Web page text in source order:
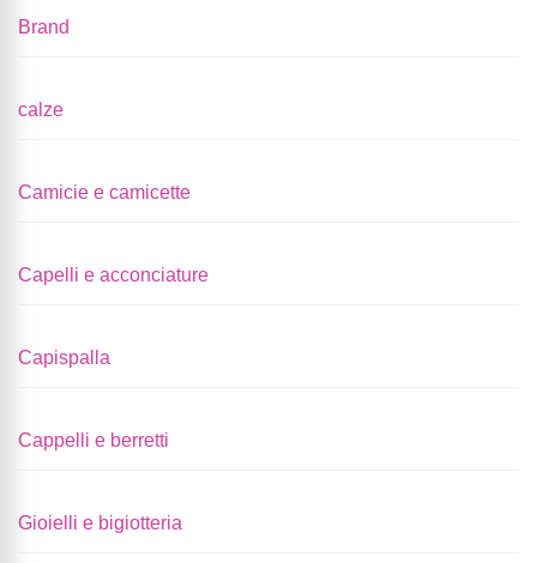
Brand
calze
Camicie e camicette
Capelli e acconciature
Capispalla
Cappelli e berretti
Gioielli e bigiotteria